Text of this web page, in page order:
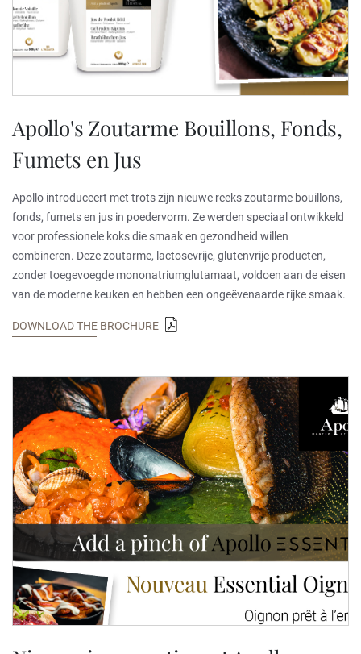
Apollo's Zoutarme Bouillons, Fonds,
Fumets en Jus
Apollo introduceert met trots zijn nieuwe reeks zoutarme bouillons,
fonds, fumets en jus in poedervorm. Ze werden speciaal ontwikkeld
voor professionele koks die smaak en gezondheid willen
combineren. Deze zoutarme, lactosevrije, glutenvrije producten,
zonder toegevoegde mononatriumglutamaat, voldoen aan de eisen
van de moderne keuken en hebben een ongeëvenaarde rijke smaak.
DOWNLOAD THE BROCHURE